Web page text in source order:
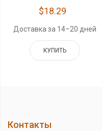
$18.29
Доставка за 14–20 дней
КУПИТЬ
Контакты